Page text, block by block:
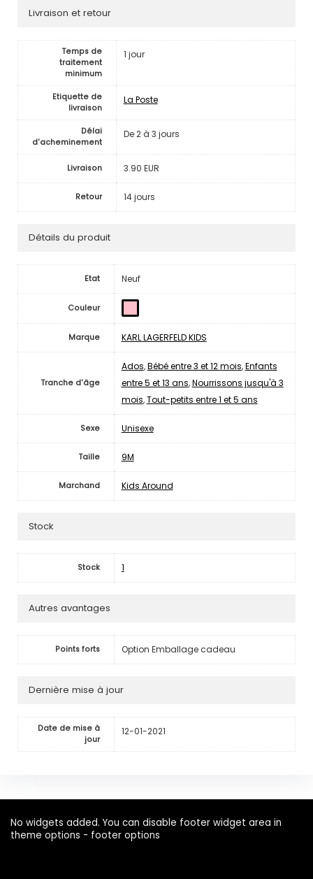
Livraison et retour
Temps de
traitement
minimum
1 jour
Etiquette de
livraison
La Poste
Délai
d'acheminement
De 2 à 3 jours
Livraison 3.90 EUR
Retour 14 jours
Détails du produit
Etat Neuf
Couleur
Marque KARL LAGERFELD KIDS
Tranche d'âge
Ados,Bébé entre 3 et 12 mois,Enfants
entre 5 et 13 ans,Nourrissons jusqu'à 3
mois,Tout-petits entre 1 et 5 ans
Sexe Unisexe
Taille 9M
Marchand Kids Around
Stock
Stock 1
Autres avantages
Points forts Option Emballage cadeau
Dernière mise à jour
Date de mise à
jour
12-01-2021
No widgets added. You can disable footer widget area in
theme options - footer options